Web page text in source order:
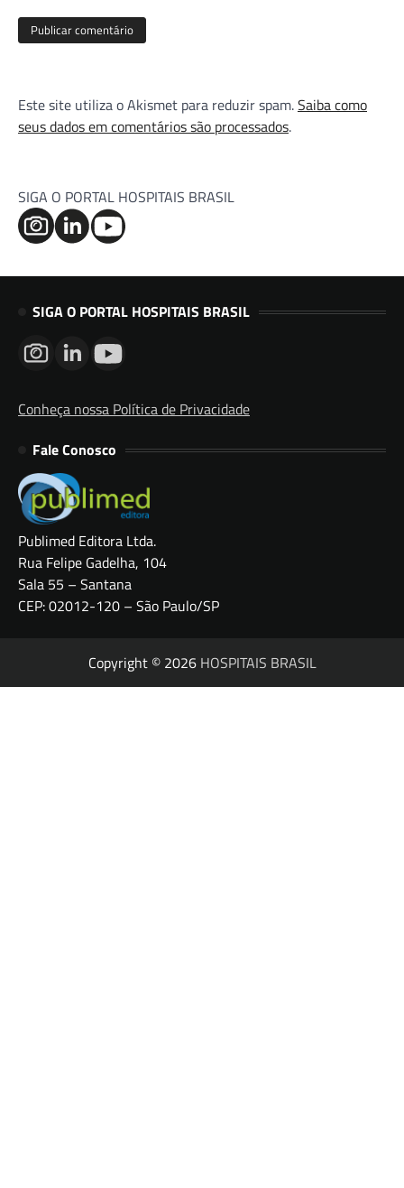
Este site utiliza o Akismet para reduzir spam.Saiba como
seus dados em comentários são processados.
SIGA O PORTAL HOSPITAIS BRASIL
SIGA O PORTAL HOSPITAIS BRASIL
Conheça nossa Política de Privacidade
Fale Conosco
Publimed Editora Ltda.
Rua Felipe Gadelha, 104
Sala 55 – Santana
CEP: 02012-120 – São Paulo/SP
Copyright © 2026 HOSPITAIS BRASIL